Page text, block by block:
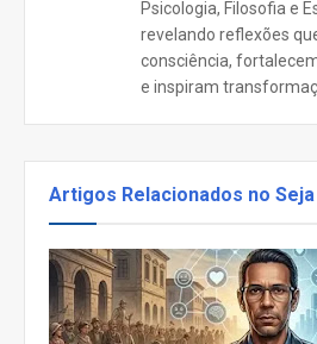
Psicologia, Filosofia e
revelando reflexões
consciência,
e inspiram
Artigos Relacionados no